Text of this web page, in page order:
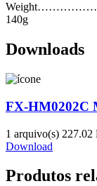
140g
Downloads
FX-HM0202C
1 arquivo(s) 227.02
Download
Produtos